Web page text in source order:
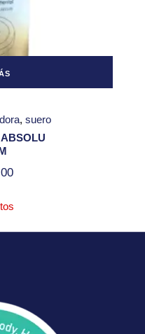
suero